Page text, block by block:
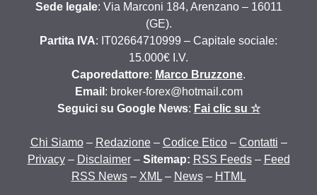
Sede legale: Via Marconi 184, Arenzano – 16011
(GE).
Partita IVA: IT02664710999 – Capitale sociale:
15.000€ I.V.
Caporedattore: Marco Bruzzone.
Email : broker-forex@hotmail.com
Seguici su Google News: Fai clic su ☆
Chi Siamo– Redazione– Codice Etico– Contatti –
Privacy– Disclaimer– Sitemap: RSS Feeds– Feed
RSS News– XML– News– HTML